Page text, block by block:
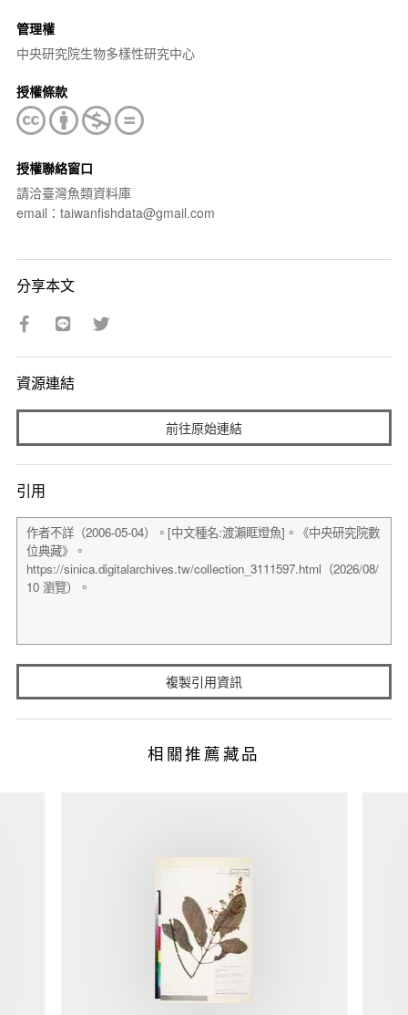
管理權
中央研究院生物多樣性研究中心
授權條款
授權聯絡窗口
請洽臺灣魚類資料庫
email：taiwanfishdata@gmail.com
分享本文
資源連結
前往原始連結
引用
複製引用資訊
相關推薦藏品